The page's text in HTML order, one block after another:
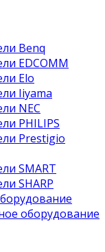
Benq
EDCOMM
Elo
Iiyama
NEC
PHILIPS
Prestigio
SMART
SHARP
оборудование